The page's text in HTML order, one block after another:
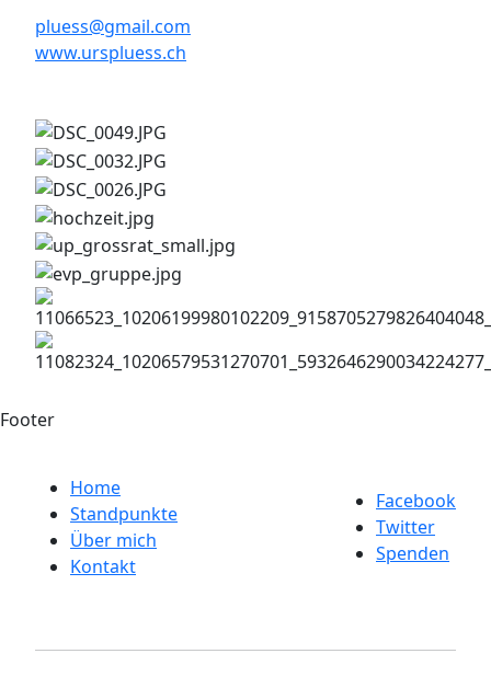
pluess@gmail.com
www.urspluess.ch
Footer
Home
Standpunkte
Über mich
Kontakt
Facebook
Twitter
Spenden